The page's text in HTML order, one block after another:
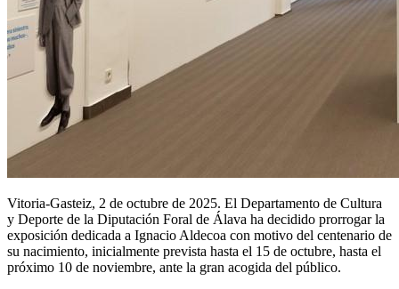
Vitoria-Gasteiz, 2 de octubre de 2025. El Departamento de Cultura
y Deporte de la Diputación Foral de Álava ha decidido prorrogar la
exposición dedicada a Ignacio Aldecoa con motivo del centenario de
su nacimiento, inicialmente prevista hasta el 15 de octubre, hasta el
próximo 10 de noviembre, ante la gran acogida del público.